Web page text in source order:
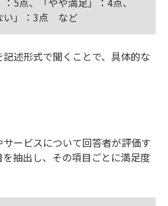
い」：3点 など
述形式で聞くことで、具体的な
ービスについて回答者が評価す
抽出し、その項目ごとに満足度